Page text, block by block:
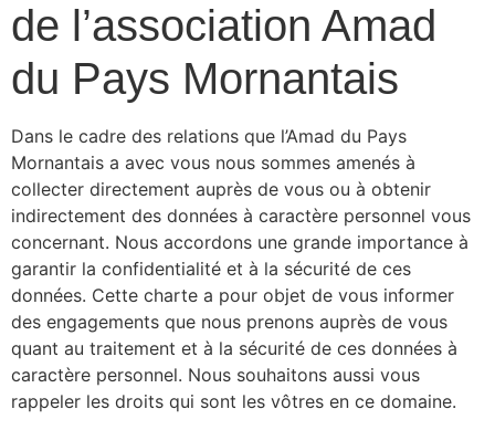
de l’association Amad
du Pays Mornantais
Dans le cadre des relations que l’Amad du Pays
Mornantais a avec vous nous sommes amenés à
collecter directement auprès de vous ou à obtenir
indirectement des données à caractère personnel vous
concernant. Nous accordons une grande importance à
garantir la confidentialité et à la sécurité de ces
données. Cette charte a pour objet de vous informer
des engagements que nous prenons auprès de vous
quant au traitement et à la sécurité de ces données à
caractère personnel. Nous souhaitons aussi vous
rappeler les droits qui sont les vôtres en ce domaine.